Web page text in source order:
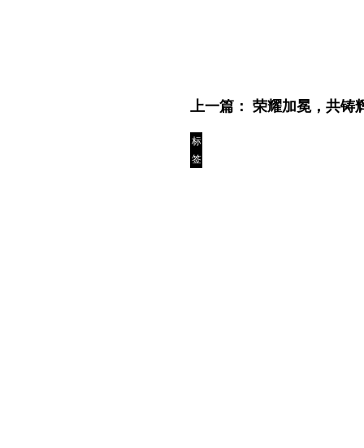
上一篇： 荣耀加冕，共铸
标
签